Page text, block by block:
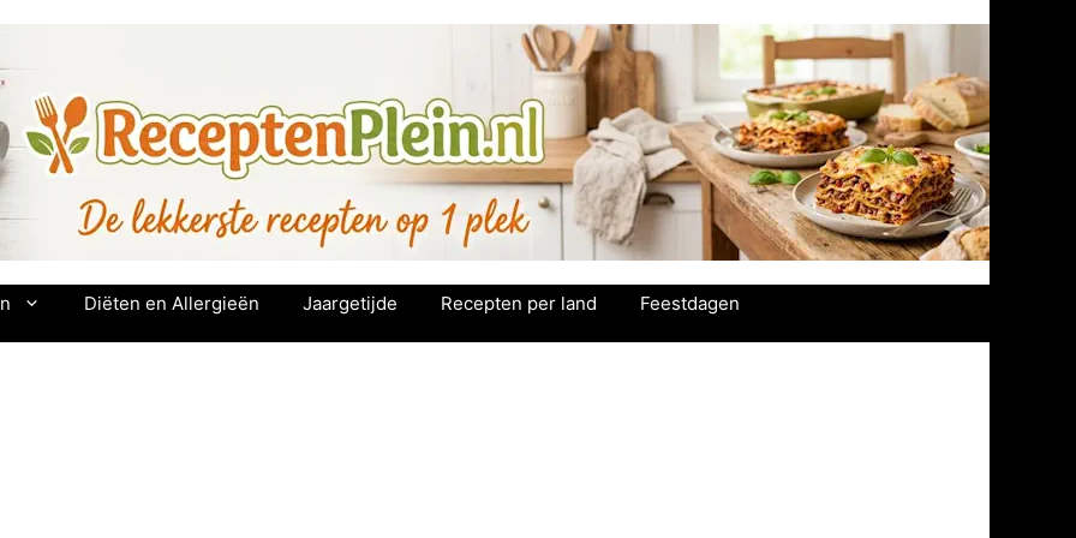
Diëten en Allergieën Jaargetijde Recepten per land Feestdagen